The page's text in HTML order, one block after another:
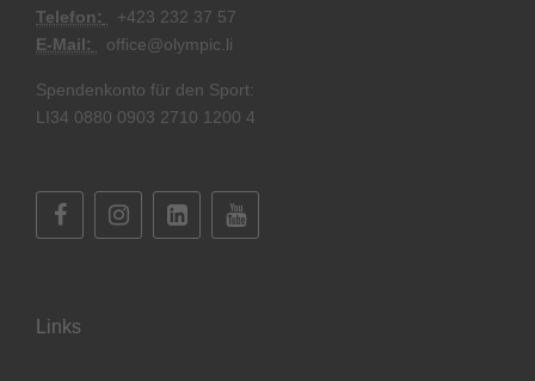
Telefon: +423 232 37 57
E-Mail:
office@olympic.li
Spendenkonto für den Sport:
LI34 0880 0903 2710 1200 4
Links